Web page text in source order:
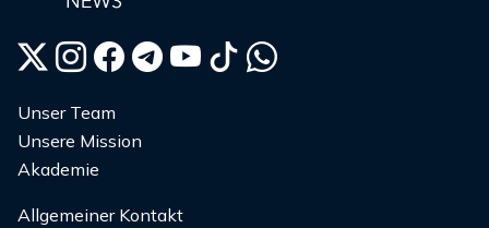
Unser Team
Unsere Mission
Akademie
Allgemeiner Kontakt